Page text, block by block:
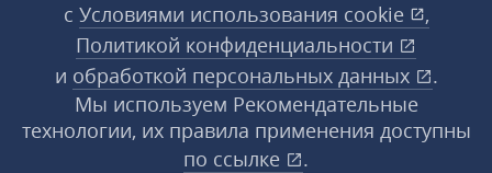
с Условиями использования cookie
,
Политикой конфиденциальности
и обработкой персональных данных
.
Мы используем Рекомендательные
технологии, их правила применения доступны
по ссылке
.